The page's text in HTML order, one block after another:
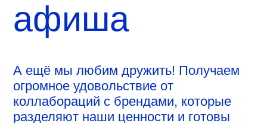
А ещё мы любим дружить! Получаем
огромное удовольствие от
коллабораций с брендами, которые
качественный продукт. Мы
сотрудничаем с благотворительными
фондами, культурными институциями и
гастропроектами. Вот некоторые из
наших коллабораций: